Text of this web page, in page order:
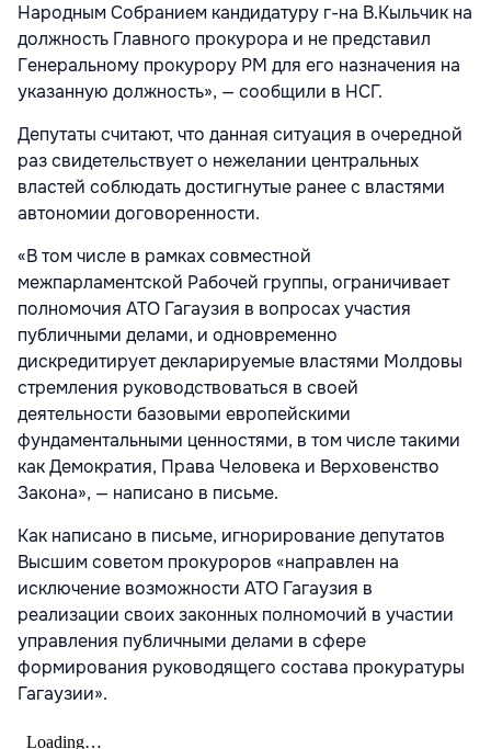
Народным Собранием кандидатуру г-на В.Кыльчик на
должность Главного прокурора и не представил
Генеральному прокурору РМ для его назначения на
указанную должность», — сообщили в НСГ.
Депутаты считают, что данная ситуация в очередной
раз свидетельствует о нежелании центральных
властей соблюдать достигнутые ранее с властями
автономии договоренности.
«В том числе в рамках совместной
межпарламентской Рабочей группы, ограничивает
полномочия АТО Гагаузия в вопросах участия
публичными делами, и одновременно
дискредитирует декларируемые властями Молдовы
стремления руководствоваться в своей
деятельности базовыми европейскими
фундаментальными ценностями, в том числе такими
как Демократия, Права Человека и Верховенство
Закона», — написано в письме.
Как написано в письме, игнорирование депутатов
Высшим советом прокуроров «направлен на
исключение возможности АТО Гагаузия в
реализации своих законных полномочий в участии
управления публичными делами в сфере
формирования руководящего состава прокуратуры
Гагаузии».